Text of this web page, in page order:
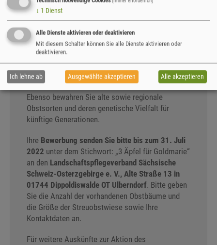
zum Erhalt dieser wertvollen Biotope als ein Teil
unserer Kulturlandschaft in unserer Region.
Durch Ihren tatkräftigen Einsatz leisten Sie
außerdem einen wichtigen Beitrag zur Verjüngung
Ihrer Streuobstwiese und helfen somit, den
Lebensraum vieler inzwischen stark gefährdeter
Pflanzen- und Tierarten für die Zukunft zu sichern.
Ebenso bewahren Sie alte sowie regionale
Obstsorten und deren genetische Vielfalt für
künftige Generationen.
Ihre Bewerbung senden Sie bitte bis zum 31. Juli
2022 unter dem Stichwort: „3 Äpfel für Goldmarie“
an den Landschaftspflegeverband Sächsische
Schweiz-Osterzgebirge e. V., Alte Straße 13 in
01744 Dippoldiswalde OT Ulberndorf. Bitte geben
Sie die Anzahl der vorhandenen Obstbäume und
die Größe der Streuobstwiese sowie Ihre
Kontaktdaten an.
Für weitere Auskünfte zur Aktion des
↓ 1 Dienst
Alle Dienste aktivieren oder deaktivieren
Mit diesem Schalter können Sie alle Dienste aktivieren oder
deaktivieren.
Ich lehne ab Ausgewählte akzeptieren Alle akzeptieren